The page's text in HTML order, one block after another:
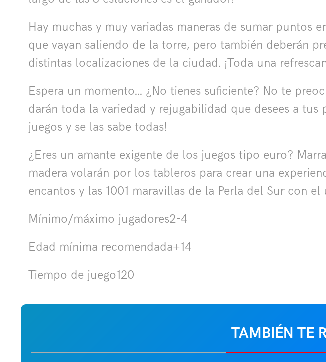
Hay muchas y muy variadas maneras de sumar puntos
que vayan saliendo de la torre, pero también deberán
distintas localizaciones de la ciudad. ¡Toda una
Espera un momento... ¿No tienes suficiente? No te
darán toda la variedad y rejugabilidad que desees a
juegos y se las sabe todas!
¿Eres un amante exigente de los juegos tipo euro?
madera volarán por los tableros para crear una
encantos y las 1001 maravillas de la Perla del Sur con
Mínimo/máximo jugadores2-4
Edad mínima recomendada+14
Tiempo de juego120
TAMBIÉN TE